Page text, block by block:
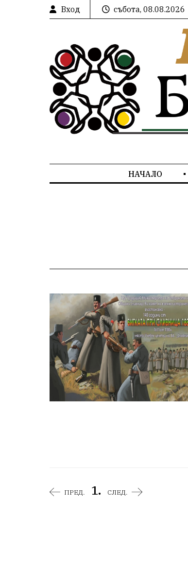
Вход събота, 08.08.2026
НАЧАЛО
ПРЕД. 1. СЛЕД.